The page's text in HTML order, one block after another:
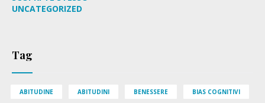
UNCATEGORIZED
Tag
ABITUDINE ABITUDINI BENESSERE BIAS COGNITIVI